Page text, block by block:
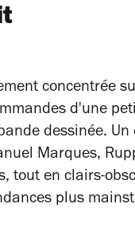
concentrée
d'une
dessinée.
Marques,
tout en clairs-
plus